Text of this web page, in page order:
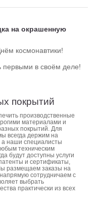
на окрашенную
космонавтики!
первыми в своём деле!
покрытий
производственные
материалами и
покрытий. Для
всегда держим на
а наши специалисты
техническим
будут доступны услуги
и сертификаты,
размещаем заказы на
сотрудничаем с
выбрать
практически из всех